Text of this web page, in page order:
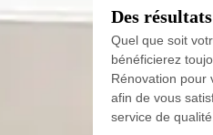
Des
Quel que soit
bénéficierez
Rénovation pour
afin de vous
service de